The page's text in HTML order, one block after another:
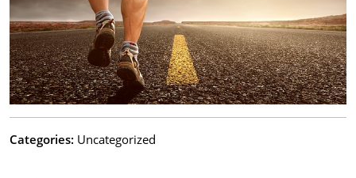
Categories: Uncategorized